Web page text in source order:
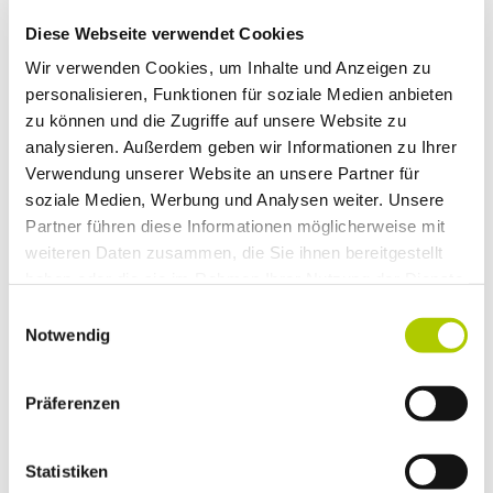
Diese Webseite verwendet Cookies
Wir verwenden Cookies, um Inhalte und Anzeigen zu
personalisieren, Funktionen für soziale Medien anbieten
zu können und die Zugriffe auf unsere Website zu
analysieren. Außerdem geben wir Informationen zu Ihrer
Verwendung unserer Website an unsere Partner für
soziale Medien, Werbung und Analysen weiter. Unsere
Partner führen diese Informationen möglicherweise mit
weiteren Daten zusammen, die Sie ihnen bereitgestellt
Notwendig
Präferenzen
Statistiken
UNSER
FÖRDERRECHNER,
IHR VORTEIL.
FAHRZEUGTYP:
(BEV)
PLUG-IN-HYBRID